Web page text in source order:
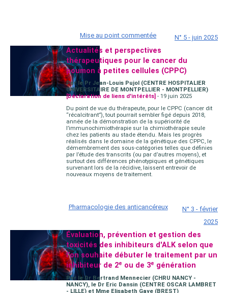
Mise au point commentée N° 5 - juin 2025
Actualités et perspectives
thérapeutiques pour le cancer du
poumon à petites cellules (CPPC)
Par le Pr Jean-Louis Pujol (CENTRE HOSPITALIER
UNIVERSITAIRE DE MONTPELLIER - MONTPELLIER)
[Déclaration de liens d'intérêts]- 19 juin 2025
Du point de vue du thérapeute, pour le CPPC (cancer dit
“récalcitrant”), tout pourrait sembler figé depuis 2018,
année de la démonstration de la supériorité de
l’immunochimiothérapie sur la chimiothérapie seule
chez les patients au stade étendu. Mais les progrès
réalisés dans le domaine de la génétique des CPPC, le
démembrement des sous-catégories telles que définies
par l’étude des transcrits (ou par d’autres moyens), et
surtout des différences phénotypiques et génétiques
survenant lors de la récidive, laissent entrevoir de
nouveaux moyens de traitement.
Pharmacologie des anticancéreux
N° 3 - février
2025
Évaluation, prévention et gestion des
toxicités des inhibiteurs d'ALK selon que
l'on souhaite débuter le traitement par un
inhibiteur de 2e ou de 3e génération
Par le Dr Bertrand Mennecier (CHRU NANCY -
NANCY), le Dr Eric Dansin (CENTRE OSCAR LAMBRET
- LILLE) et Mme Elisabeth Gaye (BREST)